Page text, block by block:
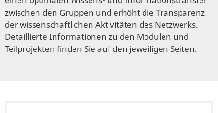
zwischen den Gruppen und erhöht die Transparenz
der wissenschaftlichen Aktivitäten des Netzwerks.
Detaillierte Informationen zu den Modulen und
Teilprojekten finden Sie auf den jeweiligen Seiten.